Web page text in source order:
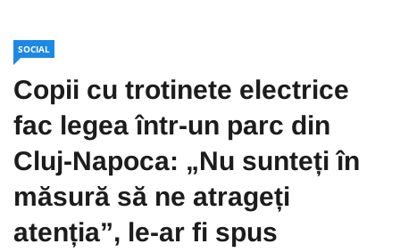
SOCIAL
Copii cu trotinete electrice
fac legea într-un parc din
Cluj-Napoca: „Nu sunteți în
măsură să ne atrageți
atenția”, le-ar fi spus